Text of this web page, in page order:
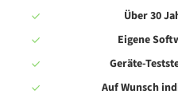
Über 30
Eigene
Geräte-
Auf Wunsch